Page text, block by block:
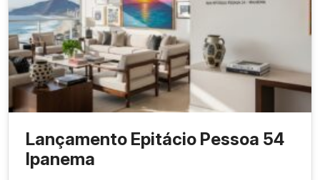
Lançamento Epitácio Pessoa 54
Ipanema